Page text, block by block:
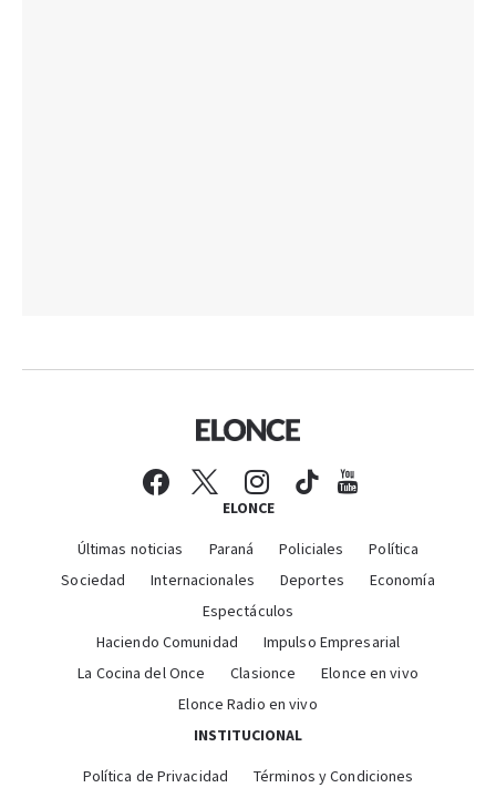
ELONCE
Últimas noticias Paraná Policiales
Política
Sociedad
Internacionales Deportes
Economía
Espectáculos
Haciendo Comunidad
Impulso Empresarial
La Cocina del Once
Clasionce
Elonce en vivo
Elonce Radio en vivo
INSTITUCIONAL
Política de Privacidad
Términos y Condiciones